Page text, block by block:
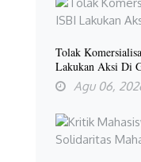
Tolak
Lakukan Aksi Di
Agu 06,